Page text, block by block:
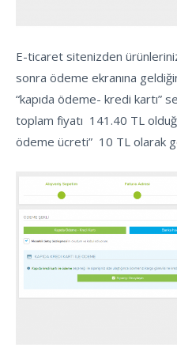
E-ticaret sitenizden
sonra ödeme ekranına
“kapıda ödeme- kredi kartı”
toplam fiyatı 141.40 TL
ödeme ücreti” 10 TL olarak